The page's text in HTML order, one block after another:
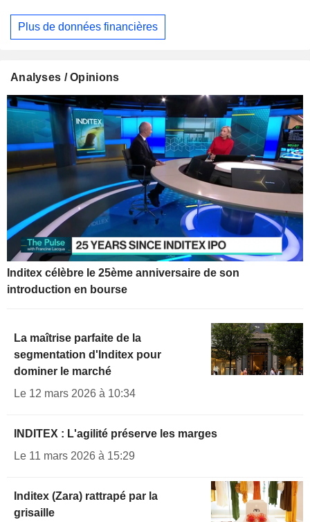
Plus de données financières
Analyses / Opinions
Inditex célèbre le 25ème anniversaire de son
introduction en bourse
La maîtrise parfaite de la
segmentation d'Inditex pour
dominer le marché
Le 12 mars 2026 à 10:34
INDITEX : L'agilité préserve les marges
Le 11 mars 2026 à 15:29
Inditex (Zara) rattrapé par la
grisaille